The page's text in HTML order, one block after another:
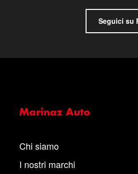
Seguici su
Marinaz Auto
Chi siamo
I nostri marchi